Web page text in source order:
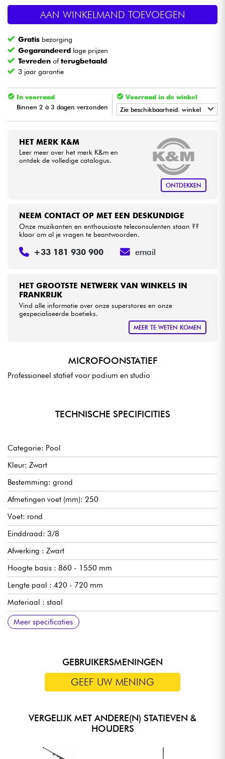
Licht
Blaasinstrument
Kinderen
Kabels & toebehoren
HiFi
Bekijk onze merken
AAN WINKELMAND TOEVOEGEN
Gratis bezorging
Gegarandeerd lage prijzen
Tevreden ofterugbetaald
3 jaar garantie
In voorraad
Binnen 2 à 3 dagen verzonden
Voorraad in de winkel
Zie beschikbaarheid. winkel
HET MERK K&M
Leer meer over het merk K&m en
ontdek de volledige catalogus.
ONTDEKKEN
HET GROOTSTE NETWERK VAN WINKELS IN
FRANKRIJK
Vind alle informatie over onze superstores en onze
gespecialiseerde boetieks.
MEER TE WETEN KOMEN
NEEM CONTACT OP MET EEN DESKUNDIGE
Onze muzikanten en enthousiaste teleconsulenten staan ??
klaar om al je vragen te beantwoorden.
+33 181 930 900 email
MICROFOONSTATIEF
Professioneel statief voor podium en studio
TECHNISCHE SPECIFICITIES
Categorie: Pool
Kleur: Zwart
Bestemming: grond
Afmetingen voet (mm): 250
Voet: rond
Einddraad: 3/8
Afwerking : Zwart
Hoogte basis : 860 - 1550 mm
Lengte paal : 420 - 720 mm
Materiaal : staal
Telescopische paal : Ja
Gewicht : 6,40 kg
Aanvullende specificaties: - Materiaal basis: gietijzer
Meer specificaties
GEBRUIKERSMENINGEN
GEEF UW MENING
VERGELIJK MET ANDERE(N) STATIEVEN &
HOUDERS